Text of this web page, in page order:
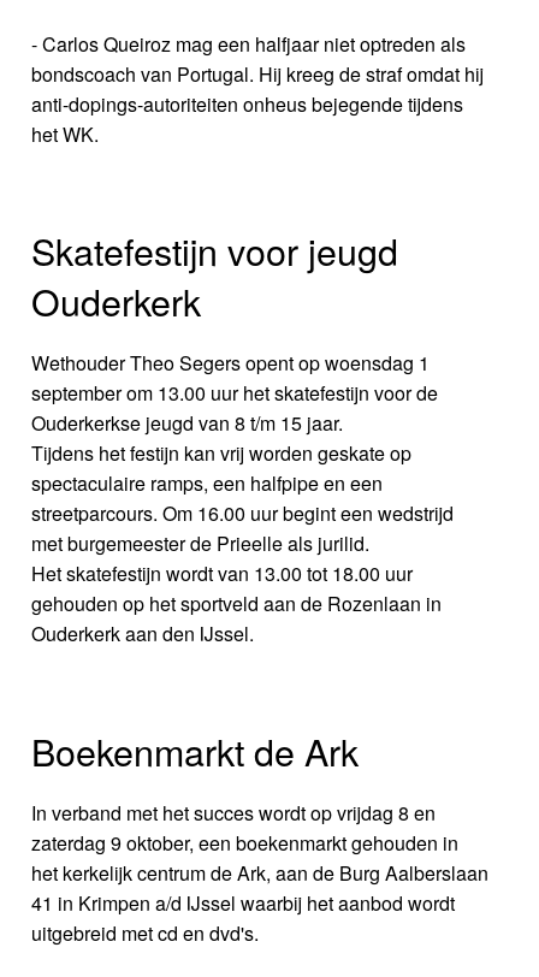
- Carlos Queiroz mag een halfjaar niet optreden als
bondscoach van Portugal. Hij kreeg de straf omdat hij
anti-dopings-autoriteiten onheus bejegende tijdens
het WK.
Skatefestijn voor jeugd
Ouderkerk
Wethouder Theo Segers opent op woensdag 1
september om 13.00 uur het skatefestijn voor de
Ouderkerkse jeugd van 8 t/m 15 jaar.
Tijdens het festijn kan vrij worden geskate op
spectaculaire ramps, een halfpipe en een
streetparcours. Om 16.00 uur begint een wedstrijd
met burgemeester de Prieelle als jurilid.
Het skatefestijn wordt van 13.00 tot 18.00 uur
gehouden op het sportveld aan de Rozenlaan in
Ouderkerk aan den IJssel.
Boekenmarkt de Ark
In verband met het succes wordt op vrijdag 8 en
zaterdag 9 oktober, een boekenmarkt gehouden in
het kerkelijk centrum de Ark, aan de Burg Aalberslaan
41 in Krimpen a/d IJssel waarbij het aanbod wordt
uitgebreid met cd en dvd's.